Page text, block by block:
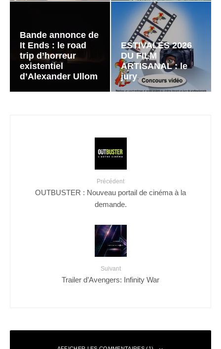
Bande annonce de
It Ends : le road
trip d’horreur
existentiel
d’Alexander Ullom
ESTIVALES 2026
DU FILM
ARTISANAL : le
jury
Précédent
OUTBUSTER : Nouveau portail de cinéma à la
demande.
Suivant
Trailer d’Avengers: Infinity War